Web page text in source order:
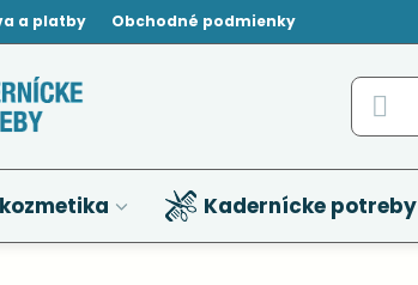
a platby Obchodné podmienky
Kadernícke potreby